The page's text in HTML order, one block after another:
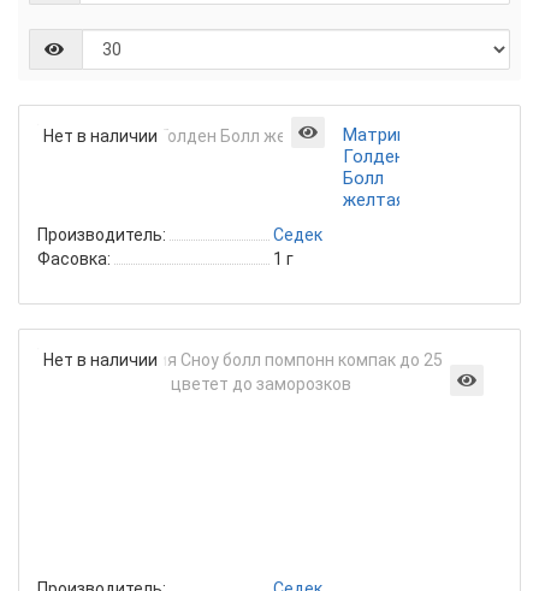
Нет в наличии
Матрикария
Голден
Болл
желтая
Производитель:
Седек
Фасовка:
1 г
Нет в наличии